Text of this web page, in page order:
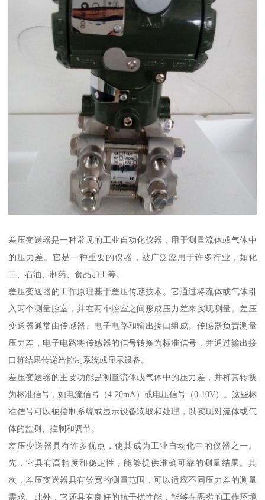
差压变送器是一种常见的工业自动化仪器，用于测量流体或气体中
的压力差。它是一种重要的仪器，被广泛应用于许多行业，如化
工、石油、制药、食品加工等。
差压变送器的工作原理基于差压传感技术。它通过将流体或气体引
入两个测量腔室，并在两个腔室之间形成压力差来实现测量。差压
变送器通常由传感器、电子电路和输出接口组成。传感器负责测量
压力差，电子电路将传感器的信号转换为标准信号，并通过输出接
口将结果传递给控制系统或显示设备。
差压变送器的主要功能是测量流体或气体中的压力差，并将其转换
为标准信号，如电流信号（4-20mA）或电压信号（0-10V）。这些标
准信号可以被控制系统或显示设备读取和处理，以实现对流体或气
体的监测、控制和调节。
差压变送器具有许多优点，使其成为工业自动化中的仪器之一。
先，它具有高精度和稳定性，能够提供准确可靠的测量结果。其
次，差压变送器具有较宽的测量范围，可以适应不同压力差的测量
需求。此外，它还具有良好的抗干扰性能，能够在恶劣的工作环境